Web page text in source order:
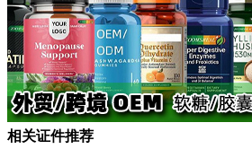
相关证件推荐